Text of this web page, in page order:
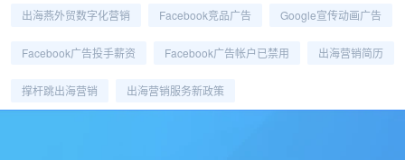
出海燕外贸数字化营销 Facebook竞品广告 Google宣传动画广告
Facebook广告投手薪资 Facebook广告帐户已禁用 出海营销简历
撑杆跳出海营销 出海营销服务新政策